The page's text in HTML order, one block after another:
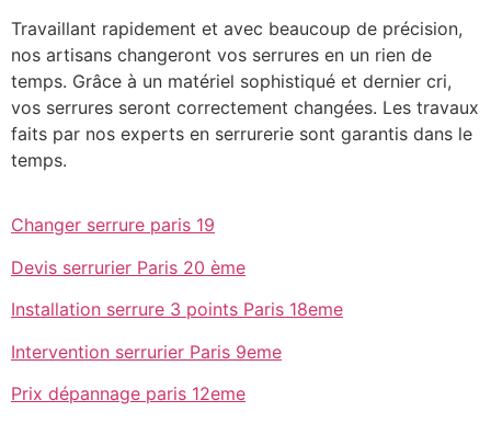
Travaillant rapidement et avec beaucoup de précision,
nos artisans changeront vos serrures en un rien de
temps. Grâce à un matériel sophistiqué et dernier cri,
vos serrures seront correctement changées. Les travaux
faits par nos experts en serrurerie sont garantis dans le
temps.
Changer serrure paris 19
Devis serrurier Paris 20 ème
Installation serrure 3 points Paris 18eme
Intervention serrurier Paris 9eme
Prix dépannage paris 12eme